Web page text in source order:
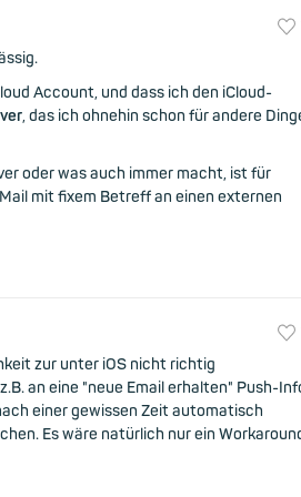
Account, und dass ich den iCloud-
, das ich ohnehin schon für andere
oder was auch immer macht, ist für
mit fixem Betreff an einen externen
zur unter iOS nicht richtig
an eine "neue Email erhalten" Push-
einer gewissen Zeit automatisch
Es wäre natürlich nur ein